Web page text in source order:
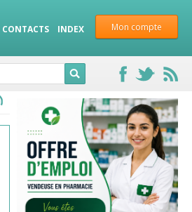
Mon compte
CONTACTS INDEX